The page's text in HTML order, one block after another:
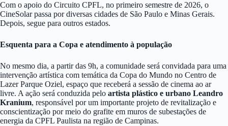
Com o apoio do Circuito CPFL, no primeiro semestre de 2026, o
CineSolar passa por diversas cidades de São Paulo e Minas Gerais.
Depois, segue para outros estados.
Esquenta para a Copa e atendimento à população
No mesmo dia, a partir das 9h, a comunidade será convidada para uma
intervenção artística com temática da Copa do Mundo no Centro de
Lazer Parque Oziel, espaço que receberá a sessão de cinema ao ar
livre. A ação será conduzida pelo artista plástico e urbano Leandro
Kranium, responsável por um importante projeto de revitalização e
conscientização por meio do grafite em muros de subestações de
energia da CPFL Paulista na região de Campinas.